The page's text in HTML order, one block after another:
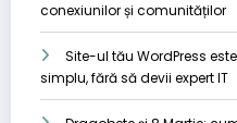
conexiunilor și comunităților
Site-ul tău WordPress
simplu, fără să devii expert IT